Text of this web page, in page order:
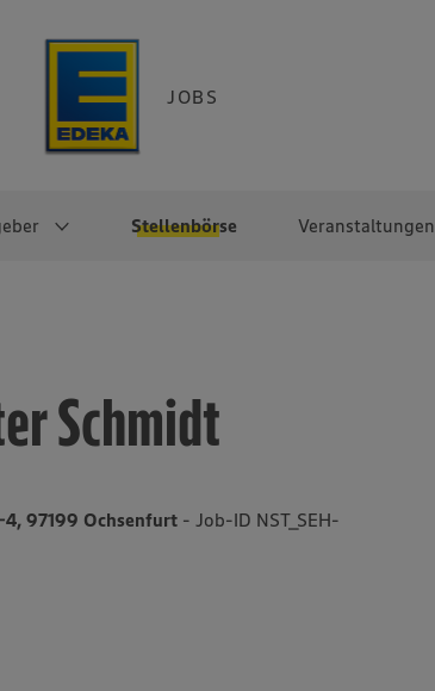
JOBS
Stellenbörse Veranstaltungen
Fragen?
EDEKA FruchtkontorSchmidt
97199 Ochsenfurt - Job-ID NST_SEH-